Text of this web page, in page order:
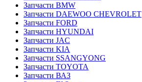
Запчасти BMW
Запчасти DAEWOO CHEVROLET
Запчасти FORD
Запчасти HYUNDAI
Запчасти JAC
Запчасти KIA
Запчасти SSANGYONG
Запчасти TOYOTA
Запчасти ВАЗ